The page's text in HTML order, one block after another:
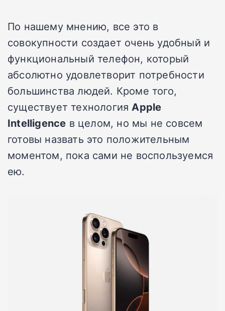
По нашему мнению, все это в
совокупности создает очень удобный и
функциональный телефон, который
абсолютно удовлетворит потребности
большинства людей. Кроме того,
существует технологияApple
Intelligence в целом, но мы не совсем
готовы назвать это положительным
моментом, пока сами не воспользуемся
ею.